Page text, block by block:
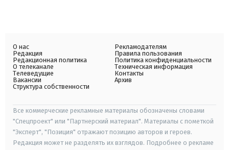
О нас
Редакция
Редакционная политика
О телеканале
Телеведущие
Вакансии
Структура собственности
Рекламодателям
Правила пользования
Политика конфиденциальности
Техническая информация
Контакты
Архив
Все коммерческие рекламные материалы обозначены словами
"Спецпроект" или "Партнерский материал". Материалы с пометкой
"Эксперт", "Позиция" отражают позицию авторов и героев.
Редакция может не разделять их взглядов. Подробнее о рекламе